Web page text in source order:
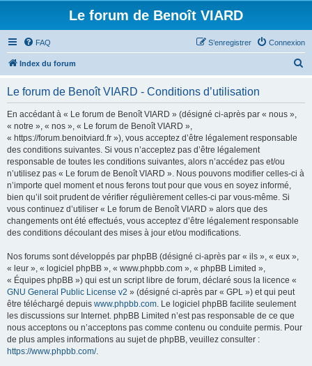
Le forum de Benoît VIARD
FAQ Connexion
S’enregistrer
Index du forum
Le forum de Benoît VIARD - Conditions d’utilisation
En accédant à « Le forum de Benoît VIARD » (désigné ci-après par « nous »,
« notre », « nos », « Le forum de Benoît VIARD »,
« https://forum.benoitviard.fr »), vous acceptez d’être légalement responsable
des conditions suivantes. Si vous n’acceptez pas d’être légalement
responsable de toutes les conditions suivantes, alors n’accédez pas et/ou
n’utilisez pas « Le forum de Benoît VIARD ». Nous pouvons modifier celles-ci à
n’importe quel moment et nous ferons tout pour que vous en soyez informé,
bien qu’il soit prudent de vérifier régulièrement celles-ci par vous-même. Si
vous continuez d’utiliser « Le forum de Benoît VIARD » alors que des
changements ont été effectués, vous acceptez d’être légalement responsable
des conditions découlant des mises à jour et/ou modifications.
Nos forums sont développés par phpBB (désigné ci-après par « ils », « eux »,
« leur », « logiciel phpBB », « www.phpbb.com », « phpBB Limited »,
« Équipes phpBB ») qui est un script libre de forum, déclaré sous la licence «
GNU General Public License v2 » (désigné ci-après par « GPL ») et qui peut
être téléchargé depuis www.phpbb.com. Le logiciel phpBB facilite seulement
les discussions sur Internet. phpBB Limited n’est pas responsable de ce que
nous acceptons ou n’acceptons pas comme contenu ou conduite permis. Pour
de plus amples informations au sujet de phpBB, veuillez consulter :
https://www.phpbb.com/.